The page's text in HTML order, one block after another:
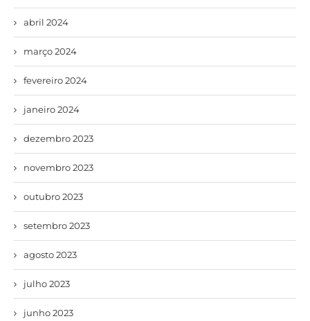
abril 2024
março 2024
fevereiro 2024
janeiro 2024
dezembro 2023
novembro 2023
outubro 2023
setembro 2023
agosto 2023
julho 2023
junho 2023